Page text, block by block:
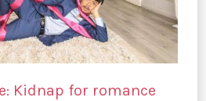
Kidnap for romance